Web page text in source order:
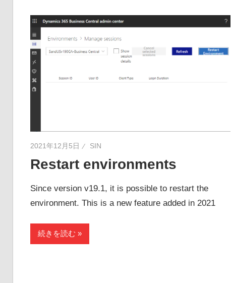
2021年12月5日 SIN
Restart environments
Since version v19.1, it is possible to restart the
environment. This is a new feature added in 2021
続きを読む